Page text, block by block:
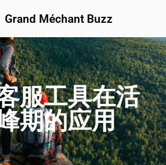
Grand Méchant Buzz
服工具在活
期的应用